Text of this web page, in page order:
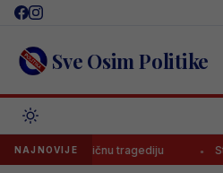
Skip
content Sve Osim Politike
NAJNOVIJE
porodičnu tragediju Stroga